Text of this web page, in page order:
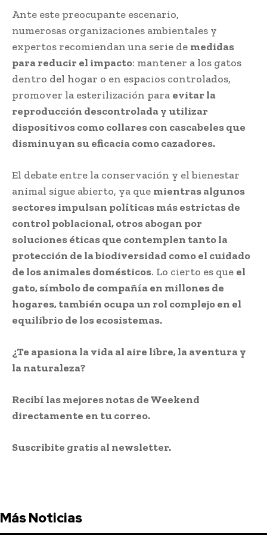
Ante este preocupante escenario,
numerosas organizaciones ambientales y
expertos recomiendan una serie de medidas
para reducir el impacto: mantener a los gatos
dentro del hogar o en espacios controlados,
promover la esterilización para evitar la
reproducción descontrolada y utilizar
dispositivos como collares con cascabeles que
disminuyan su eficacia como cazadores.
El debate entre la conservación y el bienestar
animal sigue abierto, ya que mientras algunos
sectores impulsan políticas más estrictas de
control poblacional, otros abogan por
soluciones éticas que contemplen tanto la
protección de la biodiversidad como el cuidado
de los animales domésticos. Lo cierto es que el
gato, símbolo de compañía en millones de
hogares, también ocupa un rol complejo en el
equilibrio de los ecosistemas.
¿Te apasiona la vida al aire libre, la aventura y
la naturaleza?
Recibí las mejores notas de Weekend
directamente en tu correo.
Suscribite gratis al newsletter.
Más Noticias